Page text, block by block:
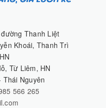
Thanh Liệt
Khoái, Thanh Trì
Từ Liêm, HN
Thái Nguyên
566 265